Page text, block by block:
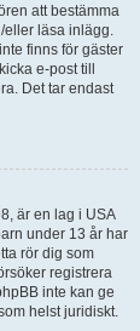
att bestämma
eller läsa inlägg.
finns för gäster
e-post till
Det tar endast
är en lag i USA
under 13 år har
rör dig som
registrera
inte kan ge
helst juridiskt.